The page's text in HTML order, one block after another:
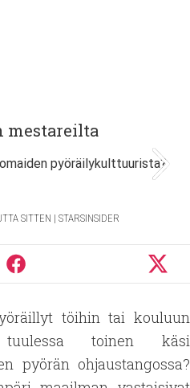
mestareilta
SITTEN | STARSINSIDER
töihin tai kouluun
toinen käsi
pyörän ohjaustangossa?